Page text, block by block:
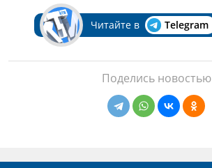
Читайте в Telegram
Поделись новостью